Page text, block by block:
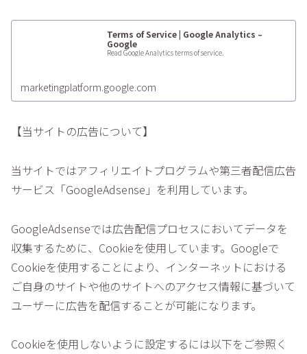
Terms of Service | Google Analytics –
Google
Read Google Analytics terms of service.
marketingplatform.google.com
【当サイトの広告について】
当サイトではアフィリエイトプログラムや第三者配信広告
サービス「GoogleAdsense」を利用しています。
GoogleAdsenseでは広告配信プロセスにおいてデータを
収集するために、Cookieを使用しています。Googleで
Cookieを使用することにより、インターネットにおける
ご自身のサイトや他のサイトへのアクセス情報に基づいて
ユーザーに広告を配信することが可能になります。
Cookieを使用しないように設定するには以下をご参照く